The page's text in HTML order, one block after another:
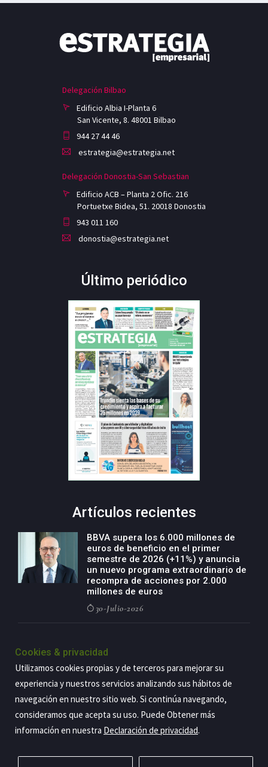
Delegación Bilbao
Edificio Albia I-Planta 6
San Vicente, 8. 48001 Bilbao
944 27 44 46
estrategia@estrategia.net
Delegación Donostia-San Sebastian
Edificio ACB – Planta 2 Ofic. 216
Portuetxe Bidea, 51. 20018 Donostia
943 011 160
donostia@estrategia.net
Último periódico
Artículos recientes
BBVA supera los 6.000 millones de
euros de beneficio en el primer
semestre de 2026 (+11%) y anuncia
un nuevo programa extraordinario de
recompra de acciones por 2.000
millones de euros
30-Julio-2026
negocio agro con un modelo global
de especialización presente en siete
países
29-Julio-2026
Cookies & privacidad
Utilizamos cookies propias y de terceros para mejorar su
experiencia y nuestros servicios analizando sus hábitos de
navegación en nuestro sitio web. Si continúa navegando,
consideramos que acepta su uso. Puede Obtener más
información en nuestra Declaración de privacidad.